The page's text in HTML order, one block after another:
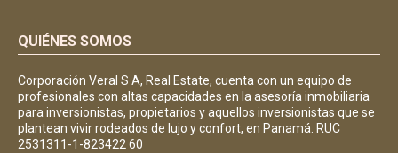
QUIÉNES SOMOS
Corporación Veral S A, Real Estate, cuenta con un equipo de
profesionales con altas capacidades en la asesoría inmobiliaria
para inversionistas, propietarios y aquellos inversionistas que se
plantean vivir rodeados de lujo y confort, en Panamá. RUC
2531311-1-823422 60